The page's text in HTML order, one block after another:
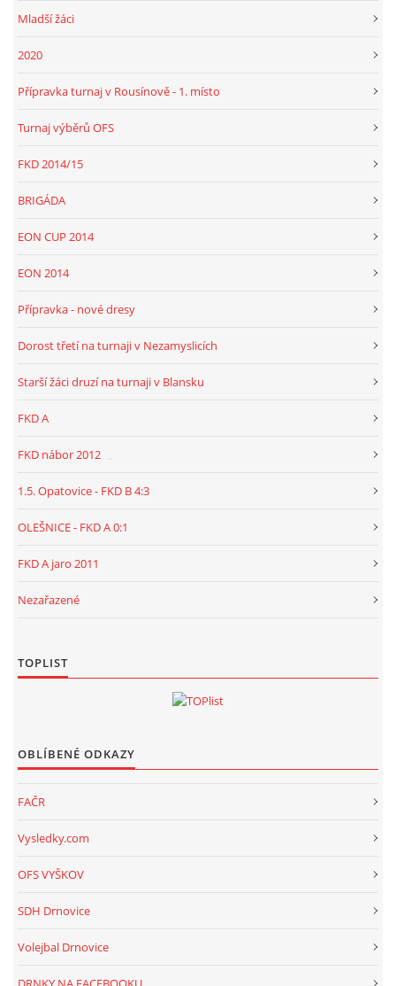
Mladší žáci
2020
Přípravka turnaj v Rousínově - 1. místo
Turnaj výběrů OFS
FKD 2014/15
BRIGÁDA
EON CUP 2014
EON 2014
Přípravka - nové dresy
Dorost třetí na turnaji v Nezamyslicích
Starší žáci druzí na turnaji v Blansku
FKD A
FKD nábor 2012
1.5. Opatovice - FKD B 4:3
OLEŠNICE - FKD A 0:1
FKD A jaro 2011
Nezařazené
TOPLIST
OBLÍBENÉ ODKAZY
FAČR
Vysledky.com
OFS VYŠKOV
SDH Drnovice
Volejbal Drnovice